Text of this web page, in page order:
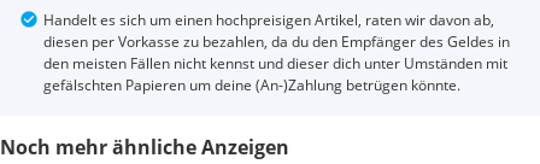
Handelt es sich um einen hochpreisigen Artikel, raten wir davon ab,
diesen per Vorkasse zu bezahlen, da du den Empfänger des Geldes in
den meisten Fällen nicht kennst und dieser dich unter Umständen mit
gefälschten Papieren um deine (An-)Zahlung betrügen könnte.
Noch mehr ähnliche Anzeigen